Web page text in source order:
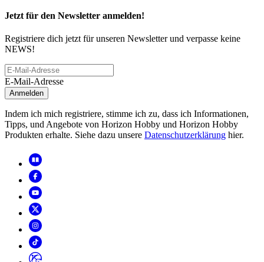
Jetzt für den Newsletter anmelden!
Registriere dich jetzt für unseren Newsletter und verpasse keine
NEWS!
E-Mail-Adresse
Anmelden
Indem ich mich registriere, stimme ich zu, dass ich Informationen,
Tipps, und Angebote von Horizon Hobby und Horizon Hobby
Produkten erhalte. Siehe dazu unsere Datenschutzerklärung hier.